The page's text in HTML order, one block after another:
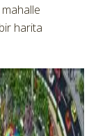
harita